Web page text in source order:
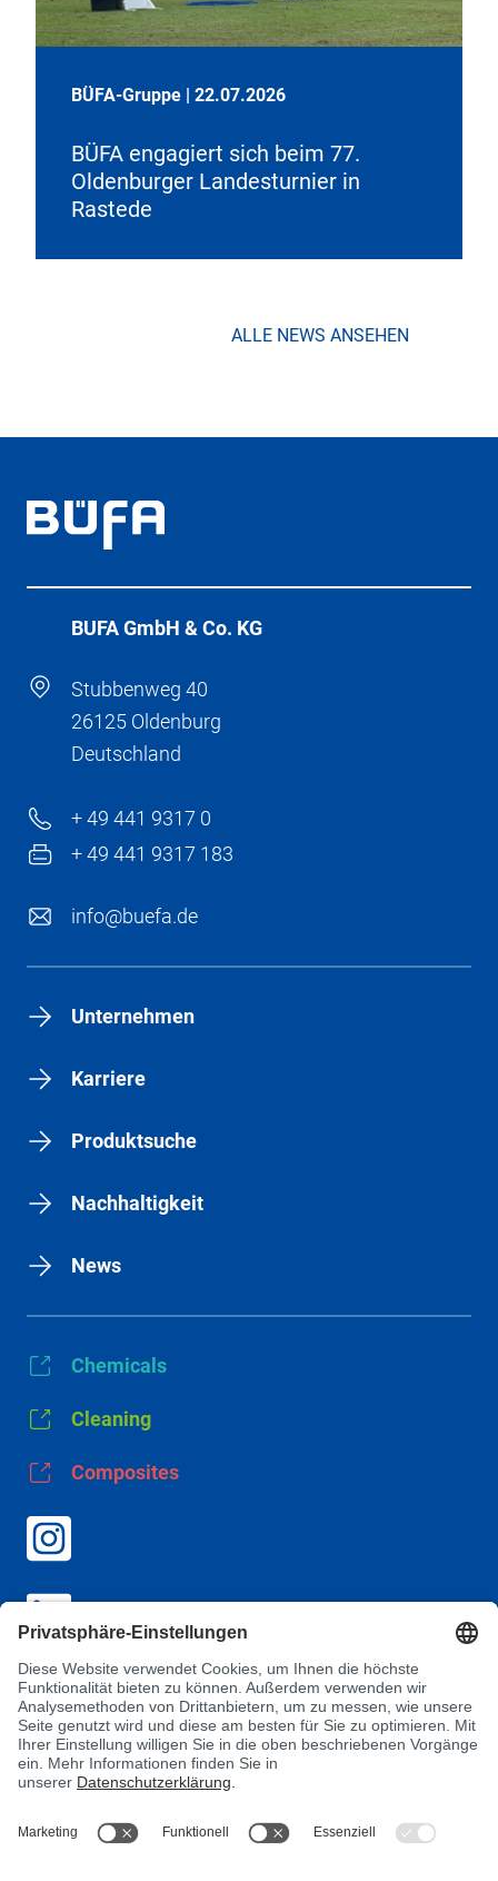
BÜFA-Gruppe | 22.07.2026
BÜFA engagiert sich beim 77.
Oldenburger Landesturnier in
Rastede
ALLE NEWS ANSEHEN
BÜFA GmbH & Co. KG
Stubbenweg 40
26125 Oldenburg
Deutschland
+ 49 441 9317 0
+ 49 441 9317 183
info@buefa.de
Unternehmen
Karriere
Produktsuche
Nachhaltigkeit
News
Chemicals
Cleaning
Composites
AGB
Datenschutz
Impressum